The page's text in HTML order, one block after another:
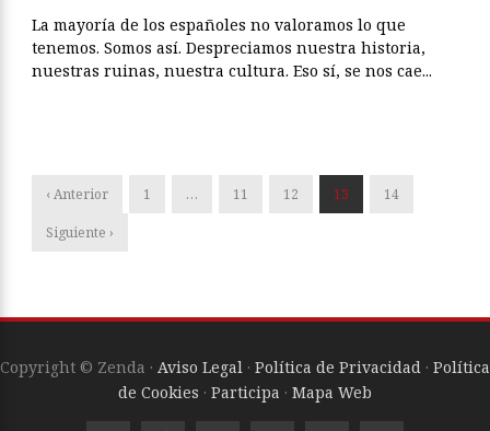
La mayoría de los españoles no valoramos lo que
tenemos. Somos así. Despreciamos nuestra historia,
nuestras ruinas, nuestra cultura. Eso sí, se nos cae...
‹ Anterior 1 … 11 12 13 14
Siguiente ›
Copyright © Zenda · Aviso Legal · Política de Privacidad · Política
de Cookies · Participa · Mapa Web